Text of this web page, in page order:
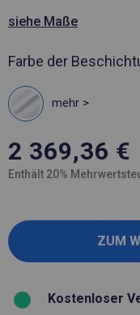
siehe Maße
Farbe der
mehr >
2 369,36 €
Enthält 20%
Kostenloser